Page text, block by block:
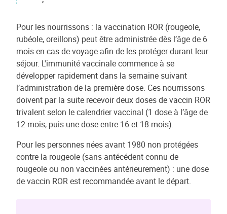
Pour les nourrissons : la vaccination ROR (rougeole,
rubéole, oreillons) peut être administrée dès l’âge de 6
mois en cas de voyage afin de les protéger durant leur
séjour. L'immunité vaccinale commence à se
développer rapidement dans la semaine suivant
l’administration de la première dose. Ces nourrissons
doivent par la suite recevoir deux doses de vaccin ROR
trivalent selon le calendrier vaccinal (1 dose à l’âge de
12 mois, puis une dose entre 16 et 18 mois).
Pour les personnes nées avant 1980 non protégées
contre la rougeole (sans antécédent connu de
rougeole ou non vaccinées antérieurement) : une dose
de vaccin ROR est recommandée avant le départ.